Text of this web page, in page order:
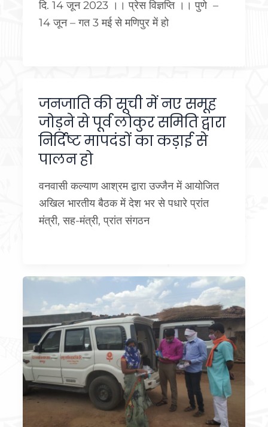
दि. 14 जून 2023 ।। प्रेस विज्ञप्ति ।। पुणे –
14 जून – गत 3 मई से मणिपुर में हो
जनजाति की सूची में नए समूह
जोड़ने से पूर्व लोकुर समिति द्वारा
निर्दिष्ट मापदंडों का कड़ाई से
पालन हो
वनवासी कल्याण आश्रम द्वारा उज्जैन में आयोजित
अखिल भारतीय बैठक में देश भर से पधारे प्रांत
मंत्री, सह-मंत्री, प्रांत संगठन